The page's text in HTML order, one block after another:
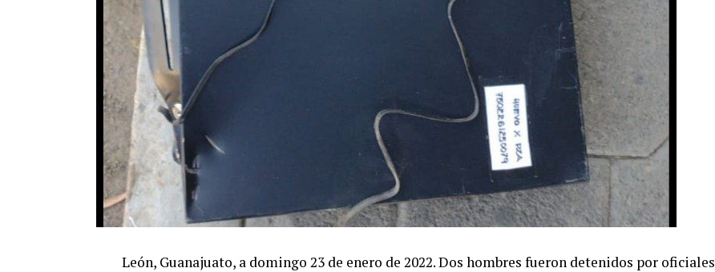
León, Guanajuato, a domingo 23 de enero de 2022. Dos hombres fueron detenidos por oficiales